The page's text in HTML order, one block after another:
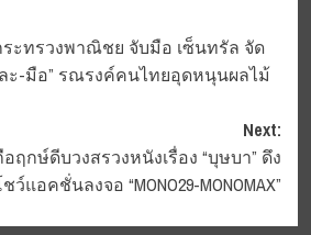
ะทรวงพาณิชย จับมือ เซ็นทรัล จัด
ะ-มือ” รณรงค์คนไทยอุดหนุนผลไม้
Next:
ฤกษ์ดีบวงสรวงหนังเรื่อง “บุษบา” ดึง
แอคชั่นลงจอ “MONO29-MONOMAX”